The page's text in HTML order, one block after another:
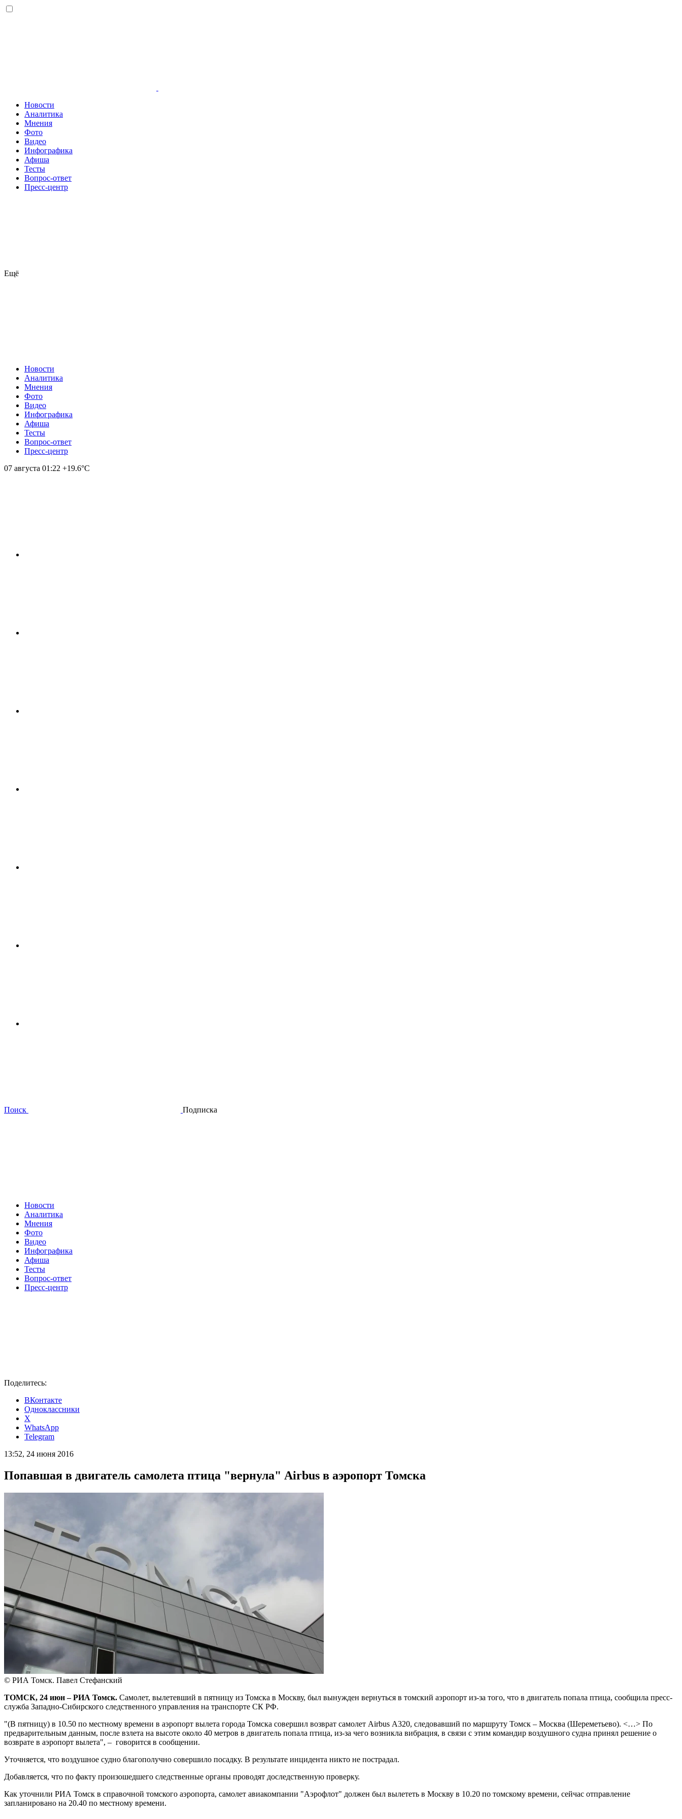
Новости
Аналитика
Мнения
Фото
Видео
Инфографика
Афиша
Тесты
Вопрос-ответ
Пресс-центр
Ещё
Новости
Аналитика
Мнения
Фото
Видео
Инфографика
Афиша
Тесты
Вопрос-ответ
Пресс-центр
07 августа 01:22 +19.6°С
Поиск Подписка
Новости
Аналитика
Мнения
Фото
Видео
Инфографика
Афиша
Тесты
Вопрос-ответ
Пресс-центр
Поделитесь:
ВКонтакте
Одноклассники
X
WhatsApp
Telegram
13:52, 24 июня 2016
Попавшая в двигатель самолета птица "вернула" Airbus в аэропорт Томска
© РИА Томск. Павел Стефанский
ТОМСК, 24 июн – РИА Томск. Самолет, вылетевший в пятницу из Томска в Москву, был вынужден вернуться в томский аэропорт из-за того, что в двигатель попала птица, сообщила пресс-
служба Западно-Сибирского следственного управления на транспорте СК РФ.
"(В пятницу) в 10.50 по местному времени в аэропорт вылета города Томска совершил возврат самолет Airbus А320, следовавший по маршруту Томск – Москва (Шереметьево). <…> По
предварительным данным, после взлета на высоте около 40 метров в двигатель попала птица, из-за чего возникла вибрация, в связи с этим командир воздушного судна принял решение о
возврате в аэропорт вылета", – говорится в сообщении.
Уточняется, что воздушное судно благополучно совершило посадку. В результате инцидента никто не пострадал.
Добавляется, что по факту произошедшего следственные органы проводят доследственную проверку.
Как уточнили РИА Томск в справочной томского аэропорта, самолет авиакомпании "Аэрофлот" должен был вылететь в Москву в 10.20 по томскому времени, сейчас отправление
запланировано на 20.40 по местному времени.